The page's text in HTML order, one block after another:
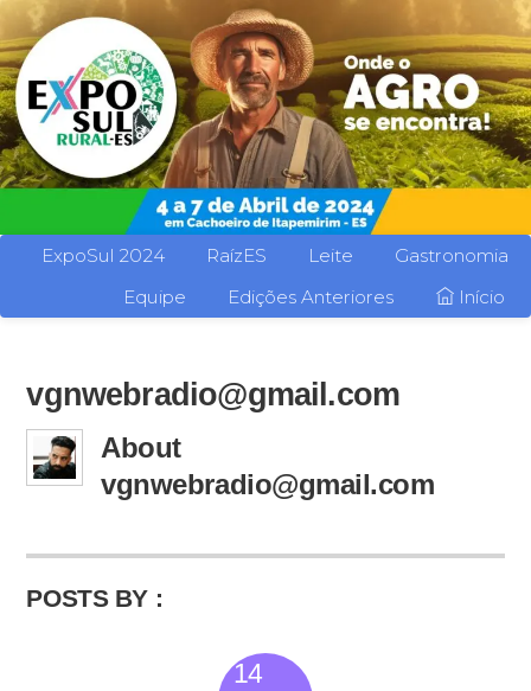
ExpoSul 2024 RaízES Leite
Gastronomia
Equipe
Edições Anteriores Início
vgnwebradio@gmail.com
About
vgnwebradio@gmail.com
POSTS BY :
14